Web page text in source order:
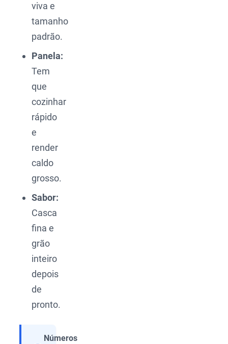
viva e
tamanho
padrão.
Panela:
Tem
que
cozinhar
rápido
e
render
caldo
grosso.
Sabor:
Casca
fina e
grão
inteiro
depois
de
pronto.
Números